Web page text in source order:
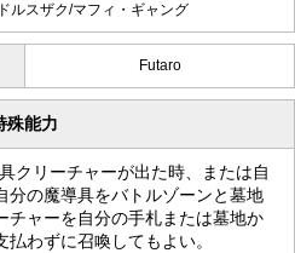
ドルスザク/マフィ・ギャング
Futaro
殊能力
クリーチャーが出た時、または自
分の魔導具をバトルゾーンと墓地
チャーを自分の手札または墓地か
わずに召喚してもよい。